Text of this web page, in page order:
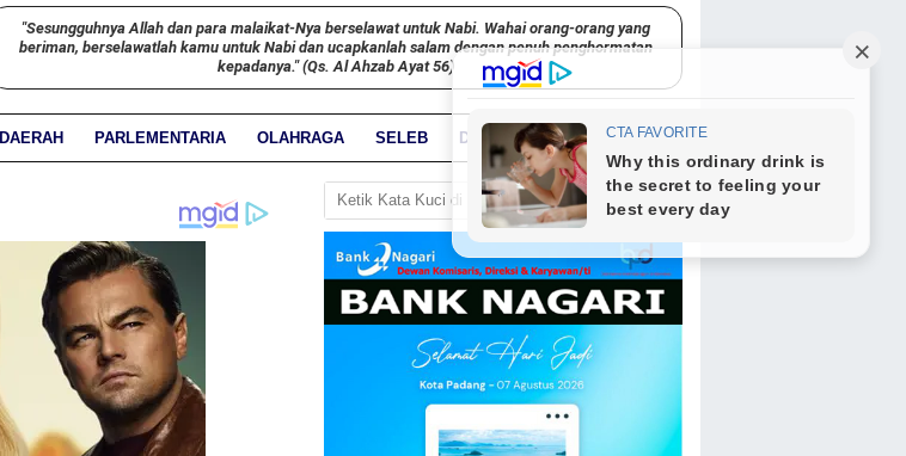
"Sesungguhnya Allah dan para malaikat-Nya berselawat untuk Nabi. Wahai orang-orang yang
beriman, berselawatlah kamu untuk Nabi dan ucapkanlah salam dengan penuh penghormatan
kepadanya." (Qs. Al Ahzab Ayat 56)
DAERAH PARLEMENTARIA OLAHRAGA SELEB DUNIA PARIWARA